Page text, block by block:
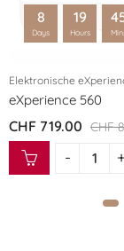
,Elna,
Elektronische
eXperience 560
CHF 719.00 CHF
8
Days
19
Hours